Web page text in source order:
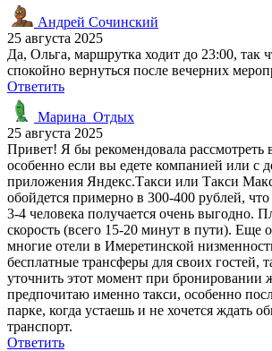
Андрей Сочинский
25 августа 2025
Да, Ольга, маршрутка ходит до 23:00, так
спокойно вернуться после вечерних
Ответить
Марина_Отдых
25 августа 2025
Привет! Я бы рекомендовала рассмотреть
особенно если вы едете компанией или с
приложения Яндекс.Такси или Такси
обойдется примерно в 300-400 рублей,
3-4 человека получается очень выгодно.
скорость (всего 15-20 минут в пути). Еще
многие отели в Имеретинской
бесплатные трансферы для своих гостей,
уточнить этот момент при бронировании
предпочитаю именно такси, особенно
парке, когда устаешь и не хочется ждать
транспорт.
Ответить